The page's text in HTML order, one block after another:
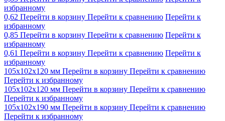
избранному
0,62 Перейти в корзину Перейти к сравнению Перейти к
избранному
0,85 Перейти в корзину Перейти к сравнению Перейти к
избранному
0,61 Перейти в корзину Перейти к сравнению Перейти к
избранному
105x102x120 мм Перейти в корзину Перейти к сравнению
Перейти к избранному
105x102x120 мм Перейти в корзину Перейти к сравнению
Перейти к избранному
105x102x190 мм Перейти в корзину Перейти к сравнению
Перейти к избранному